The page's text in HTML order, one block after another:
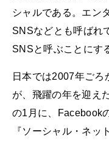
シャルである。エン
SNSなどとも呼ばれ
SNSと呼ぶことにす
日本では2007年ごろ
が、飛躍の年を迎え
の1月に、Facebook
『ソーシャル・ネッ